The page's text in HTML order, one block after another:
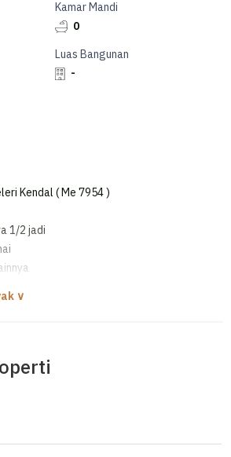
Kamar Mandi
0
Luas Bangunan
-
Kendal ( Me 7954 )
1/2 jadi